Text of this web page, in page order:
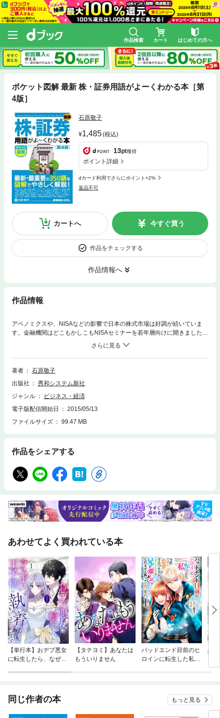
作品検索 カート はじめての方へ
ポケット図解 最新 株・証券用語がよーくわかる本［第
4版］
石原敬子
1,485(税込)
13pt獲得
ポイント詳細
dカード利用でさらにポイント+2%
返品不可
カートへ 今すぐ買う
作品をチェックする
作品情報へ
作品情報
アベノミクスや、NISAなどの影響で日本の株式市場は好調が続いていま
す。金融機関はどこもかしこもNISAセミナーを若年層向けに開きました
が、肝心の「投資とは何ぞや」というレクチャーが欠けていました。本書
は、株・証券用語のうち最新・最重要の用語をやさしく解説しました。株
式や証券、投資信託の種類や仕組み、会社の決算書やバランスシートの見
方、投資環境の変化や金融行政のトピックを学ぶことで投資の基礎が身に
著者
石原敬子
出版社
秀和システム新社
ジャンル
ビジネス・経済
電子版配信開始日
2015/05/13
ファイルサイズ
99.47 MB
作品をシェアする
あわせてよく買われている本
【単行本】おデブ悪女
に転生したら、なぜか
【タテヨミ】あなたは
もういりません
バッドエンド目前のヒ
ロインに転生した私、
結
同じ作者の本 もっと見る